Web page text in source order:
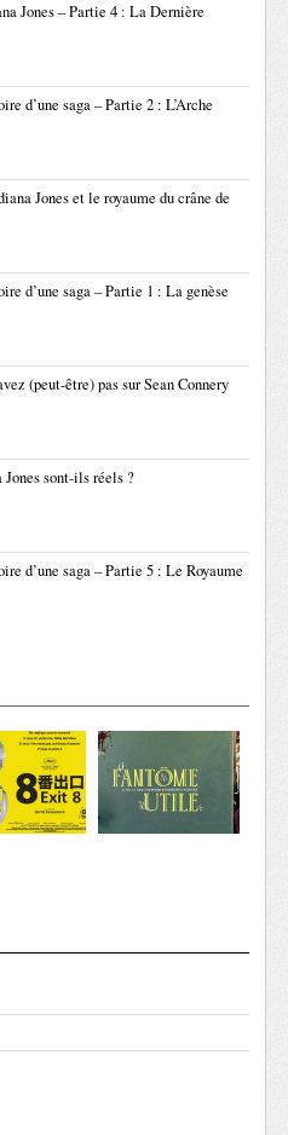
Jones – Partie 4 : La Dernière
d’une saga – Partie 2 : L’Arche
Jones et le royaume du crâne de
d’une saga – Partie 1 : La genèse
(peut-être) pas sur Sean Connery
sont-ils réels ?
d’une saga – Partie 5 : Le Royaume